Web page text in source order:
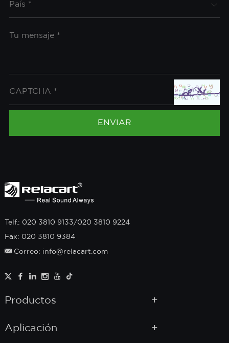
Telf.: 020 3810 9133/020 3810 9224
Fax: 020 3810 9384
Correo: info@relacart.com
Productos
Aplicación